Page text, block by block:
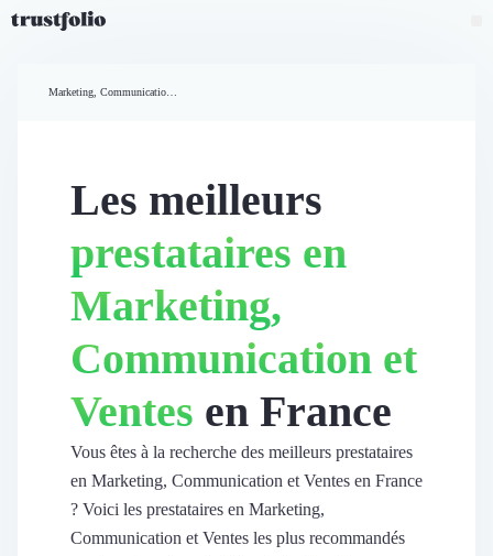
Widgets d'avis
Partage d’avis multicanal
Vidéo de témoignage
Parrainage
Intent data
Révéler le réseau
Vitrine & média
Suivi du ROI
Voir tous nos avis clients
Accueil
Marketing, Communication et Ventes
Les meilleurs
prestataires en
Marketing,
Communication et
Ventes en France
Vous êtes à la recherche des meilleurs prestataires
en Marketing, Communication et Ventes en France
? Voici les prestataires en Marketing,
Communication et Ventes les plus recommandés